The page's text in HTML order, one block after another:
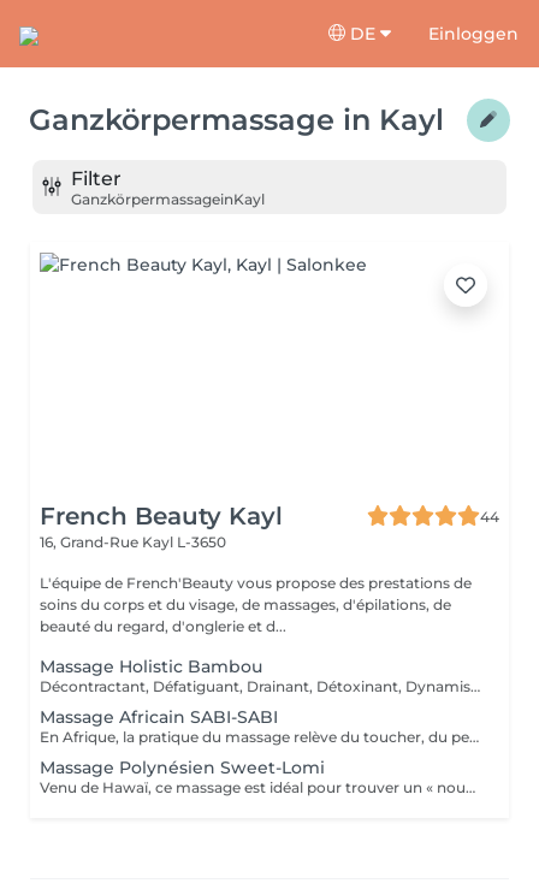
DE Einloggen
Ganzkörpermassage in Kayl
Filter
GanzkörpermassageinKayl
French Beauty Kayl
44
16, Grand-Rue Kayl L-3650
L'équipe de French'Beauty vous propose des prestations de
soins du corps et du visage, de massages, d'épilations, de
beauté du regard, d'onglerie et d...
Massage Holistic Bambou
Décontractant, Défatiguant, Drainant, Détoxinant, Dynamisant, Dansant et Divin ! Ce massage dissout les tensions physiques et psychiques pour danser la samba avec la vie ! Ce massage profond aux mouvements rythmés enchaîne longues pressions glissées, roulées, vibrées des avant-bras. Il intègre une séquence au bambou qui roule et danse sur les muscles et se termine en percussions. Le bambou est une plante exceptionnelle. Il incarne l'apaisement, la tranquillité et la simplicité. Inspiré de la tradition chinoise, il permet de rendre la circulation sanguine plus fluide, il tonifie et relaxe le corps pour lui conférer une sensation de légèreté notamment au niveau des jambes avec les manuvres drainantes effectuées avec un bambou.
Massage Africain SABI-SABI
En Afrique, la pratique du massage relève du toucher, du peau-à-peau maternel du rite initiatique ou du contact thérapeutique accompagné de rituels de guérison. Le massage est surtout utilisé comme un formidable outil énergisant luttant contre la fatigue de la marche, des travaux manuels agricoles, ou de la maternité. Le massage aide à renforcer l'organisme, maintenir ou retrouver l'énergie nécessaire pour accomplir sa charge de travail physique contraignante. C'est donc tout naturellement que le Massage Africain Sabi Sabi se focalise sur les membres inférieurs en insistant sur la relance de la circulation et le travail des muscles des jambes, le but étant d'éliminer les toxines qui alourdissent les jambes. Le travail de drainage procure une détente musculaire profonde et une souplesse accrue dans les jambes mais permet aussi de détendre et détoxifier l'organisme. Les manuvres se concentrent aussi sur le dos, ainsi que les trapèzes et la nuque pour détendre les tensions, voire les courbatures. Ce massage s'adresse aux Clientes fatiguées et/ou stressées qui ont besoin d'énergie, qui subissent une baisse de tonus moral, qui ont des jambes lourdes.
Massage Polynésien Sweet-Lomi
Venu de Hawaï, ce massage est idéal pour trouver un « nouveau souffle » Le massage est au coeur de la tradition polynésienne. C'est par le massage que l'individu entretient et rétablit son harmonie intérieure et équilibre sa relation au monde. Il est à la fois sacré, thérapeutique et épicurien. Lomi est un terme hawaïen qui veut dire masser, frotter, presser, pétrir. Le massage lomi lomi est aussi appelé « modelage des mains aimantes ». Notre version « Sweet Lomi » en est une déclinaison plus courte et plus douce. Ce massage recourt aux énergies des 4 éléments qui s'expriment par 4 différentes qualités de toucher et un enchaînement de mouvements variés aussi rythmés que les vagues du Pacifique : -Air : effleurages légers et rapides comme le souffle des alizés. -Feu : stretchings stimulants, comme enflammés, volcaniques. -Eau : mouvements fluides, caressants comme les vagues apaisées de l'océan. -Terre : digi-pressions profondes et pénétrantes qui enracinent. Ce massage laisse au final une douce sensation de relâchement... de voluptueuse sérénité... !